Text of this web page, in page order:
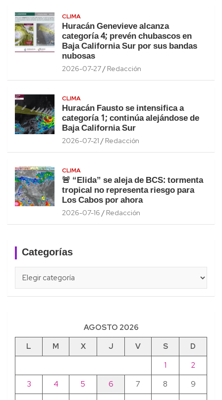
CLIMA
Huracán Genevieve alcanza
categoría 4; prevén chubascos en
Baja California Sur por sus bandas
nubosas
2026-07-27 Redacción
CLIMA
Huracán Fausto se intensifica a
categoría 1; continúa alejándose de
Baja California Sur
2026-07-21 Redacción
CLIMA
🚨 “Elida” se aleja de BCS: tormenta
tropical no representa riesgo para
Los Cabos por ahora
2026-07-16 Redacción
Categorías
AGOSTO 2026
L
M X J V S
D
1
2
3
4 5 6 7 8
9